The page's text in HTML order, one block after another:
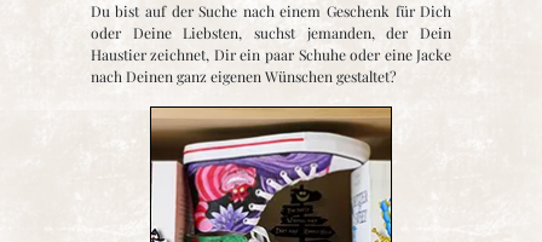
Du bist auf der Suche nach einem Geschenk für Dich
oder Deine Liebsten, suchst jemanden, der Dein
Haustier zeichnet, Dir ein paar Schuhe oder eine Jacke
nach Deinen ganz eigenen Wünschen gestaltet?